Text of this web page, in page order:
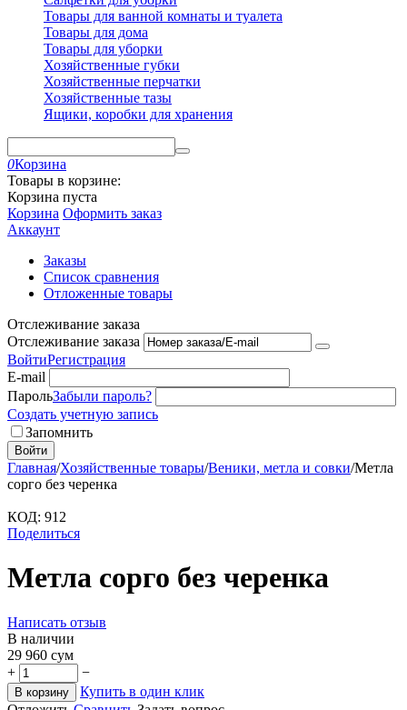
Товары для ванной комнаты и туалета
Товары для дома
Товары для уборки
Хозяйственные губки
Хозяйственные перчатки
Хозяйственные тазы
Ящики, коробки для хранения
0Корзина
Товары в корзине:
Корзина пуста
Корзина Оформить заказ
Аккаунт
Заказы
Список сравнения
Отложенные товары
Отслеживание заказа
Отслеживание заказа
ВойтиРегистрация
E-mail
ПарольЗабыли пароль?
Создать учетную запись
Запомнить
Войти
Главная/Хозяйственные товары/Веники, метла и совки/Метла
сорго без черенка
КОД: 912
Поделиться
Метла сорго без черенка
Написать отзыв
В наличии
29 960 сум
+
−
В корзину
Купить в один клик